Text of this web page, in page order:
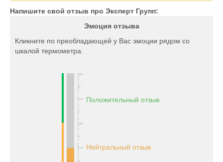
Напишите свой отзыв про Эксперт Групп:
Эмоция отзыва
Кликните по преобладающей у Вас эмоции рядом со
шкалой термометра.
Положительный отзыв
Нейтральный отзыв